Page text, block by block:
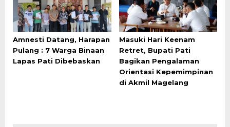
Amnesti Datang, Harapan
Pulang : 7 Warga Binaan
Lapas Pati Dibebaskan
Masuki Hari Keenam
Retret, Bupati Pati
Bagikan Pengalaman
Orientasi Kepemimpinan
di Akmil Magelang